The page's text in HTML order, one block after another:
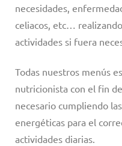
necesidades,
celiacos, etc…
actividades si fuera
Todas nuestros menús
nutricionista con el fin
necesario cumpliendo
energéticas para el
actividades diarias.